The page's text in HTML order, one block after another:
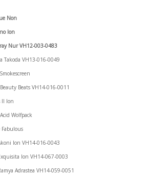
Non
Ion
Nur VH12-003-0483
Takoda VH13-016-0049
Beats VH14-016-0011
II Ion
Wolfpack
Ion VH14-016-0043
Ion VH14-067-0003
Adrastea VH14-059-0051